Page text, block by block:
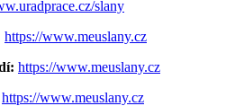
slany
https://www.meuslany.cz
https://www.meuslany.cz
https://www.meuslany.cz